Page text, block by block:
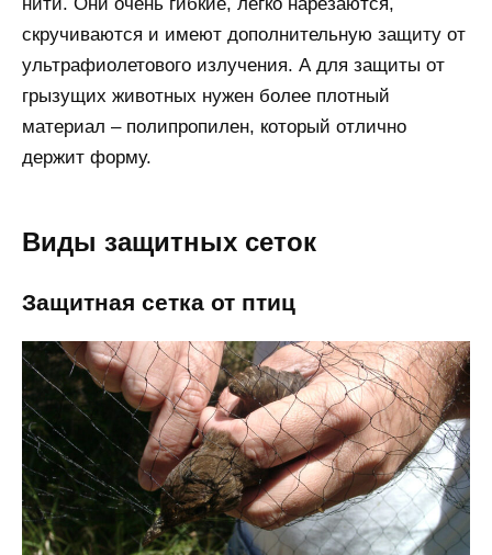
скручиваются и имеют дополнительную защиту от
ультрафиолетового излучения. А для защиты от
грызущих животных нужен более плотный
материал – полипропилен, который отлично
держит форму.
Виды защитных сеток
Защитная сетка от птиц